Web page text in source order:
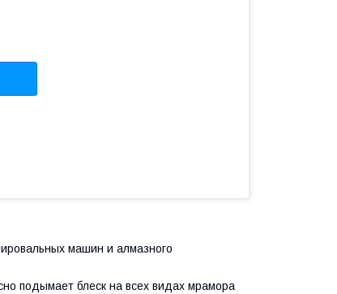
машин и алмазного
подымает блеск на всех видах мрамора